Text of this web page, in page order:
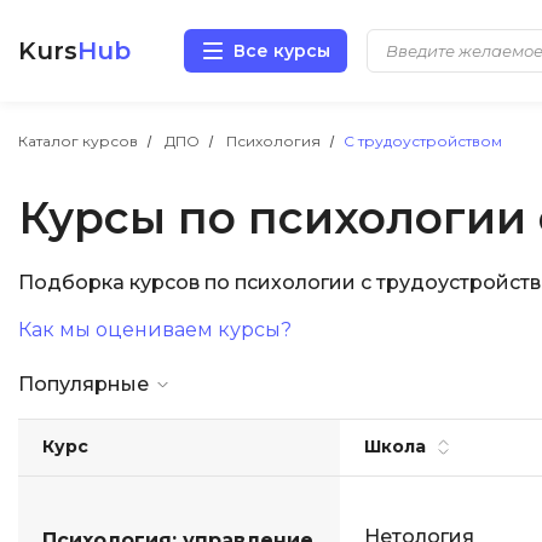
KursHub Все курсы
Каталог курсов ДПО Психология С трудоустройством
Курсы по психологии
Подборка курсов по психологии с
Как мы оцениваем курсы?
Популярные
Курс Школа
Нетология
Разработка
Маркетинг
Аналитика
Иностранные языки